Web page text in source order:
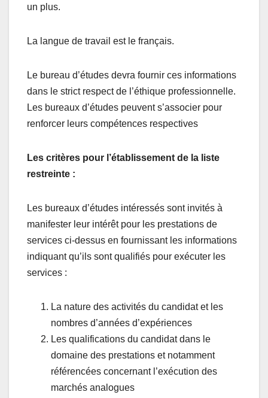
un plus.
La langue de travail est le français.
Le bureau d’études devra fournir ces informations
dans le strict respect de l’éthique professionnelle.
Les bureaux d’études peuvent s’associer pour
renforcer leurs compétences respectives
Les critères pour l’établissement de la liste
restreinte :
Les bureaux d’études intéressés sont invités à
manifester leur intérêt pour les prestations de
services ci-dessus en fournissant les informations
indiquant qu’ils sont qualifiés pour exécuter les
services :
La nature des activités du candidat et les
nombres d’années d’expériences
Les qualifications du candidat dans le
domaine des prestations et notamment
référencées concernant l’exécution des
marchés analogues